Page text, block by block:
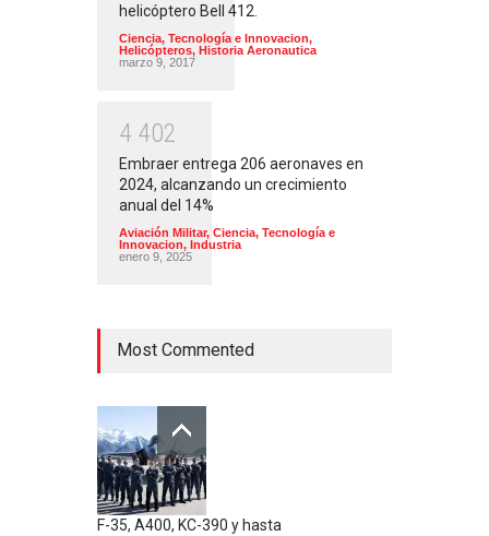
helicóptero Bell 412.
Ciencia, Tecnología e Innovacion,
Helicópteros, Historia Aeronautica
marzo 9, 2017
4 402
Embraer entrega 206 aeronaves en
2024, alcanzando un crecimiento
anual del 14%
Aviación Militar, Ciencia, Tecnología e
Innovacion, Industria
enero 9, 2025
Most Commented
F-35, A400, KC-390 y hasta